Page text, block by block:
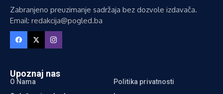
Zabranjeno preuzimanje sadržaja bez dozvole izdavača.
Email: redakcija@pogled.ba
Upoznaj nas
O Nama
Politika privatnosti